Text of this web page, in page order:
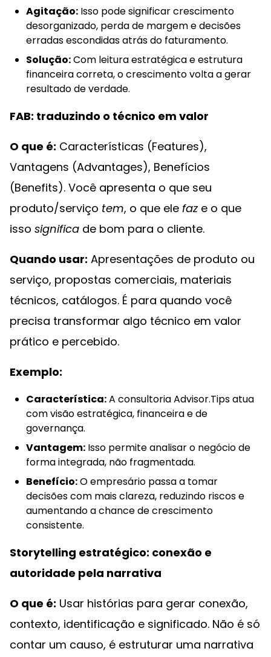
Agitação: Isso pode significar crescimento
desorganizado, perda de margem e decisões
erradas escondidas atrás do faturamento.
Solução:Com leitura estratégica e estrutura
financeira correta, o crescimento volta a gerar
resultado de verdade.
FAB: traduzindo o técnico em valor
O que é: Características (Features),
Vantagens (Advantages), Benefícios
(Benefits). Você apresenta o que seu
produto/serviço tem, o que ele faze o que
isso significa de bom para o cliente.
Quando usar: Apresentações de produto ou
serviço, propostas comerciais, materiais
técnicos, catálogos. É para quando você
precisa transformar algo técnico em valor
prático e percebido.
Exemplo:
Característica:A consultoria Advisor.Tips atua
com visão estratégica, financeira e de
governança.
Vantagem: Isso permite analisar o negócio de
forma integrada, não fragmentada.
Benefício:O empresário passa a tomar
decisões com mais clareza, reduzindo riscos e
aumentando a chance de crescimento
consistente.
Storytelling estratégico: conexão e
autoridade pela narrativa
O que é: Usar histórias para gerar conexão,
contexto, identificação e significado. Não é só
contar um causo, é estruturar uma narrativa